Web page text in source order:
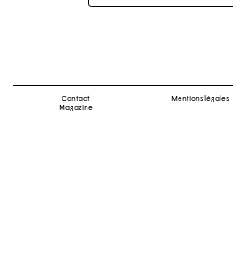
Contact
Magazine
Mentions légales